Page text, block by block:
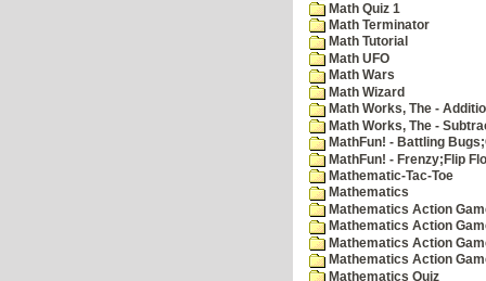
Math Quiz 1
Math Terminator
Math Tutorial
Math UFO
Math Wars
Math Wizard
Math Works, The -
Math Works, The -
MathFun! - Battling
MathFun! - Frenzy;Flip
Mathematic-Tac-Toe
Mathematics
Mathematics Action
Mathematics Action
Mathematics Action
Mathematics Action
Mathematics Quiz